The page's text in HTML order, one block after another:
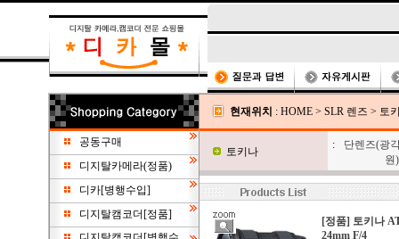
공동구매
디지탈카메라(정품)
디카[병행수입]
디지탈캠코더[정품]
현재위치 : HOME > SLR 렌즈 > 토
토키나
:
단렌즈(광
원)
[정품] 토키나
24mm F/4